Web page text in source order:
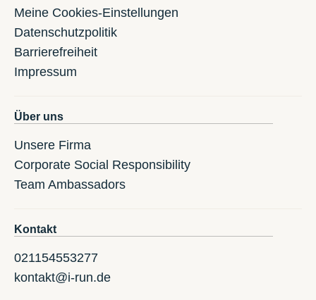
Meine Cookies-Einstellungen
Datenschutzpolitik
Barrierefreiheit
Impressum
Über uns
Unsere Firma
Corporate Social Responsibility
Team Ambassadors
Kontakt
021154553277
kontakt@i-run.de